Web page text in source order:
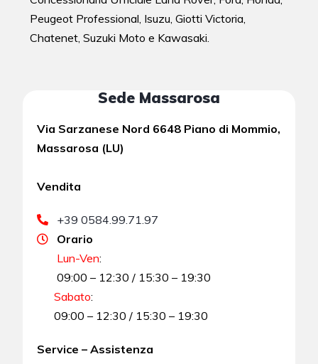
Peugeot Professional, Isuzu, Giotti Victoria,
Chatenet, Suzuki Moto e Kawasaki.
Sede Massarosa
Via Sarzanese Nord 6648 Piano di Mommio,
Massarosa (LU)
Vendita
+39 0584.99.71.97
Orario
Lun-Ven:
09:00 – 12:30 / 15:30 – 19:30
Sabato:
09:00 – 12:30 / 15:30 – 19:30
Service – Assistenza